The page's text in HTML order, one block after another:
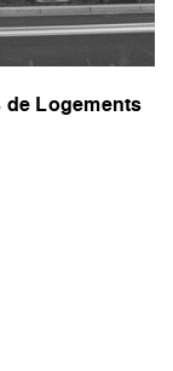
de Logements